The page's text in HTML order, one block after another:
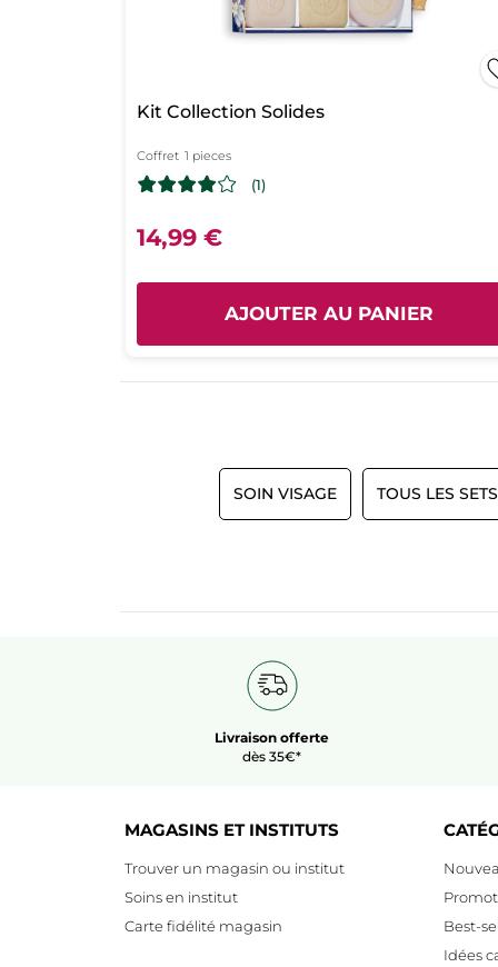
Kit Collection Solides
Coffret 1 pieces
(1)
14,99 €
AJOUTER AU PANIER
SOIN VISAGE TOUS LES
Livraison offerte
dès 35€*
MAGASINS ET INSTITUTS
Trouver un magasin ou institut
Soins en institut
Carte fidélité magasin
Best-
Idées